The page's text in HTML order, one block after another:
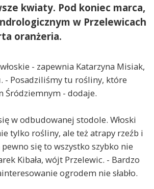
kwiaty. Pod koniec marca,
w Przelewicach
oranżeria.
- zapewnia Katarzyna Misiak,
- Posadziliśmy tu rośliny, które
Śródziemnym - dodaje.
w odbudowanej stodole. Włoski
tylko rośliny, ale też atrapy rzeźb i
się to wszystko szybko nie
Kibała, wójt Przelewic. - Bardzo
ogrodem nie słabło.